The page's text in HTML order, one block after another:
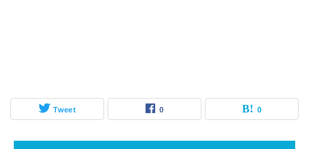
Tweet 0 0